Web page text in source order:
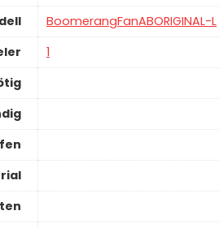
‎BoomerangFanABORIGINAL-L
‎1